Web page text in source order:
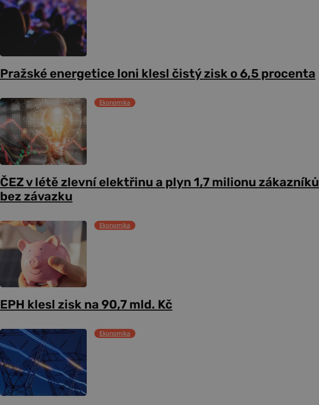
Pražské energetice loni klesl čistý zisk o 6,5 procenta
Ekonomika
ČEZ v létě zlevní elektřinu a plyn 1,7 milionu zákazníků
bez závazku
Ekonomika
EPH klesl zisk na 90,7 mld. Kč
Ekonomika